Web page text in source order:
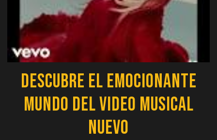
Descubre el Emocionante
Mundo del Video Musical
Nuevo